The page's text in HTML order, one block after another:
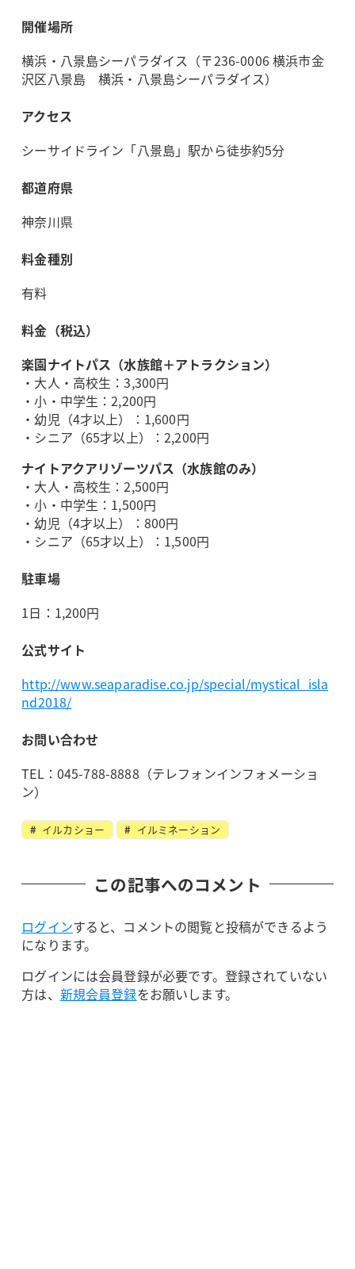
開催場所
横浜・八景島シーパラダイス（〒236-0006 横浜市金
沢区八景島 横浜・八景島シーパラダイス）
アクセス
シーサイドライン「八景島」駅から徒歩約5分
都道府県
神奈川県
料金種別
有料
料金（税込）
楽園ナイトパス（水族館＋アトラクション）
・大人・高校生：3,300円
・小・中学生：2,200円
・幼児（4才以上）：1,600円
・シニア（65才以上）：2,200円
ナイトアクアリゾーツパス（水族館のみ）
・大人・高校生：2,500円
・小・中学生：1,500円
・幼児（4才以上）：800円
・シニア（65才以上）：1,500円
駐車場
1日：1,200円
公式サイト
http://www.seaparadise.co.jp/special/mystical_isla
nd2018/
お問い合わせ
TEL：045-788-8888（テレフォンインフォメーショ
ン）
イルカショー イルミネーション
この記事へのコメント
ログインすると、コメントの閲覧と投稿ができるよう
になります。
ログインには会員登録が必要です。登録されていない
方は、 新規会員登録をお願いします。